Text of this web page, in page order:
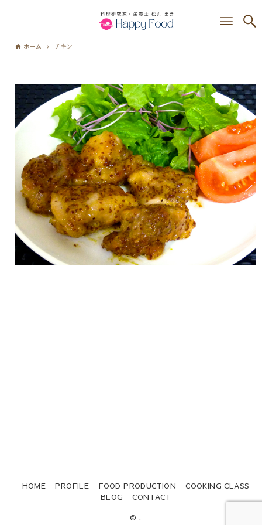
ホーム チキン
HOME PROFILE FOOD PRODUCTION
COOKING CLASS
BLOG
CONTACT
© .